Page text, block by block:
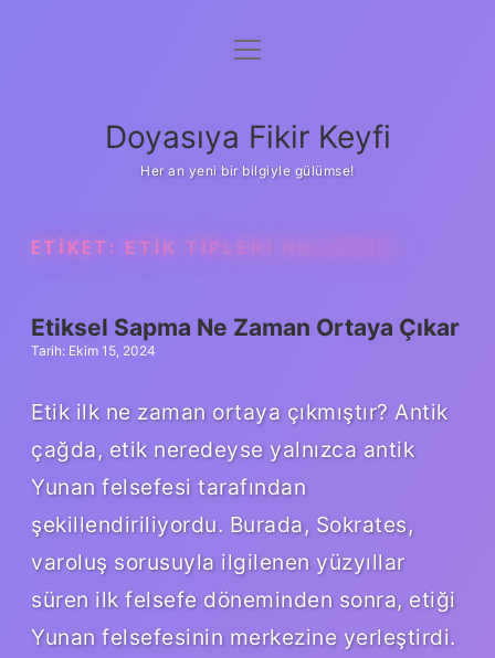
Anasayfa
Yasal Uyarı
menüyü
Doyasıya Fikir Keyfi
Her an yeni bir bilgiyle gülümse!
ETIKET: ETIK TIPLERI NELERDIR
Etiksel Sapma Ne Zaman Ortaya Çıkar
Tarih: Ekim 15, 2024
Etik ilk ne zaman ortaya çıkmıştır? Antik
çağda, etik neredeyse yalnızca antik
Yunan felsefesi tarafından
şekillendiriliyordu. Burada, Sokrates,
varoluş sorusuyla ilgilenen yüzyıllar
süren ilk felsefe döneminden sonra, etiği
Yunan felsefesinin merkezine yerleştirdi.